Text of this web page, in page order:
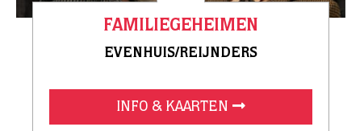
FAMILIEGEHEIMEN
EVENHUIS/REIJNDERS
INFO & KAARTEN